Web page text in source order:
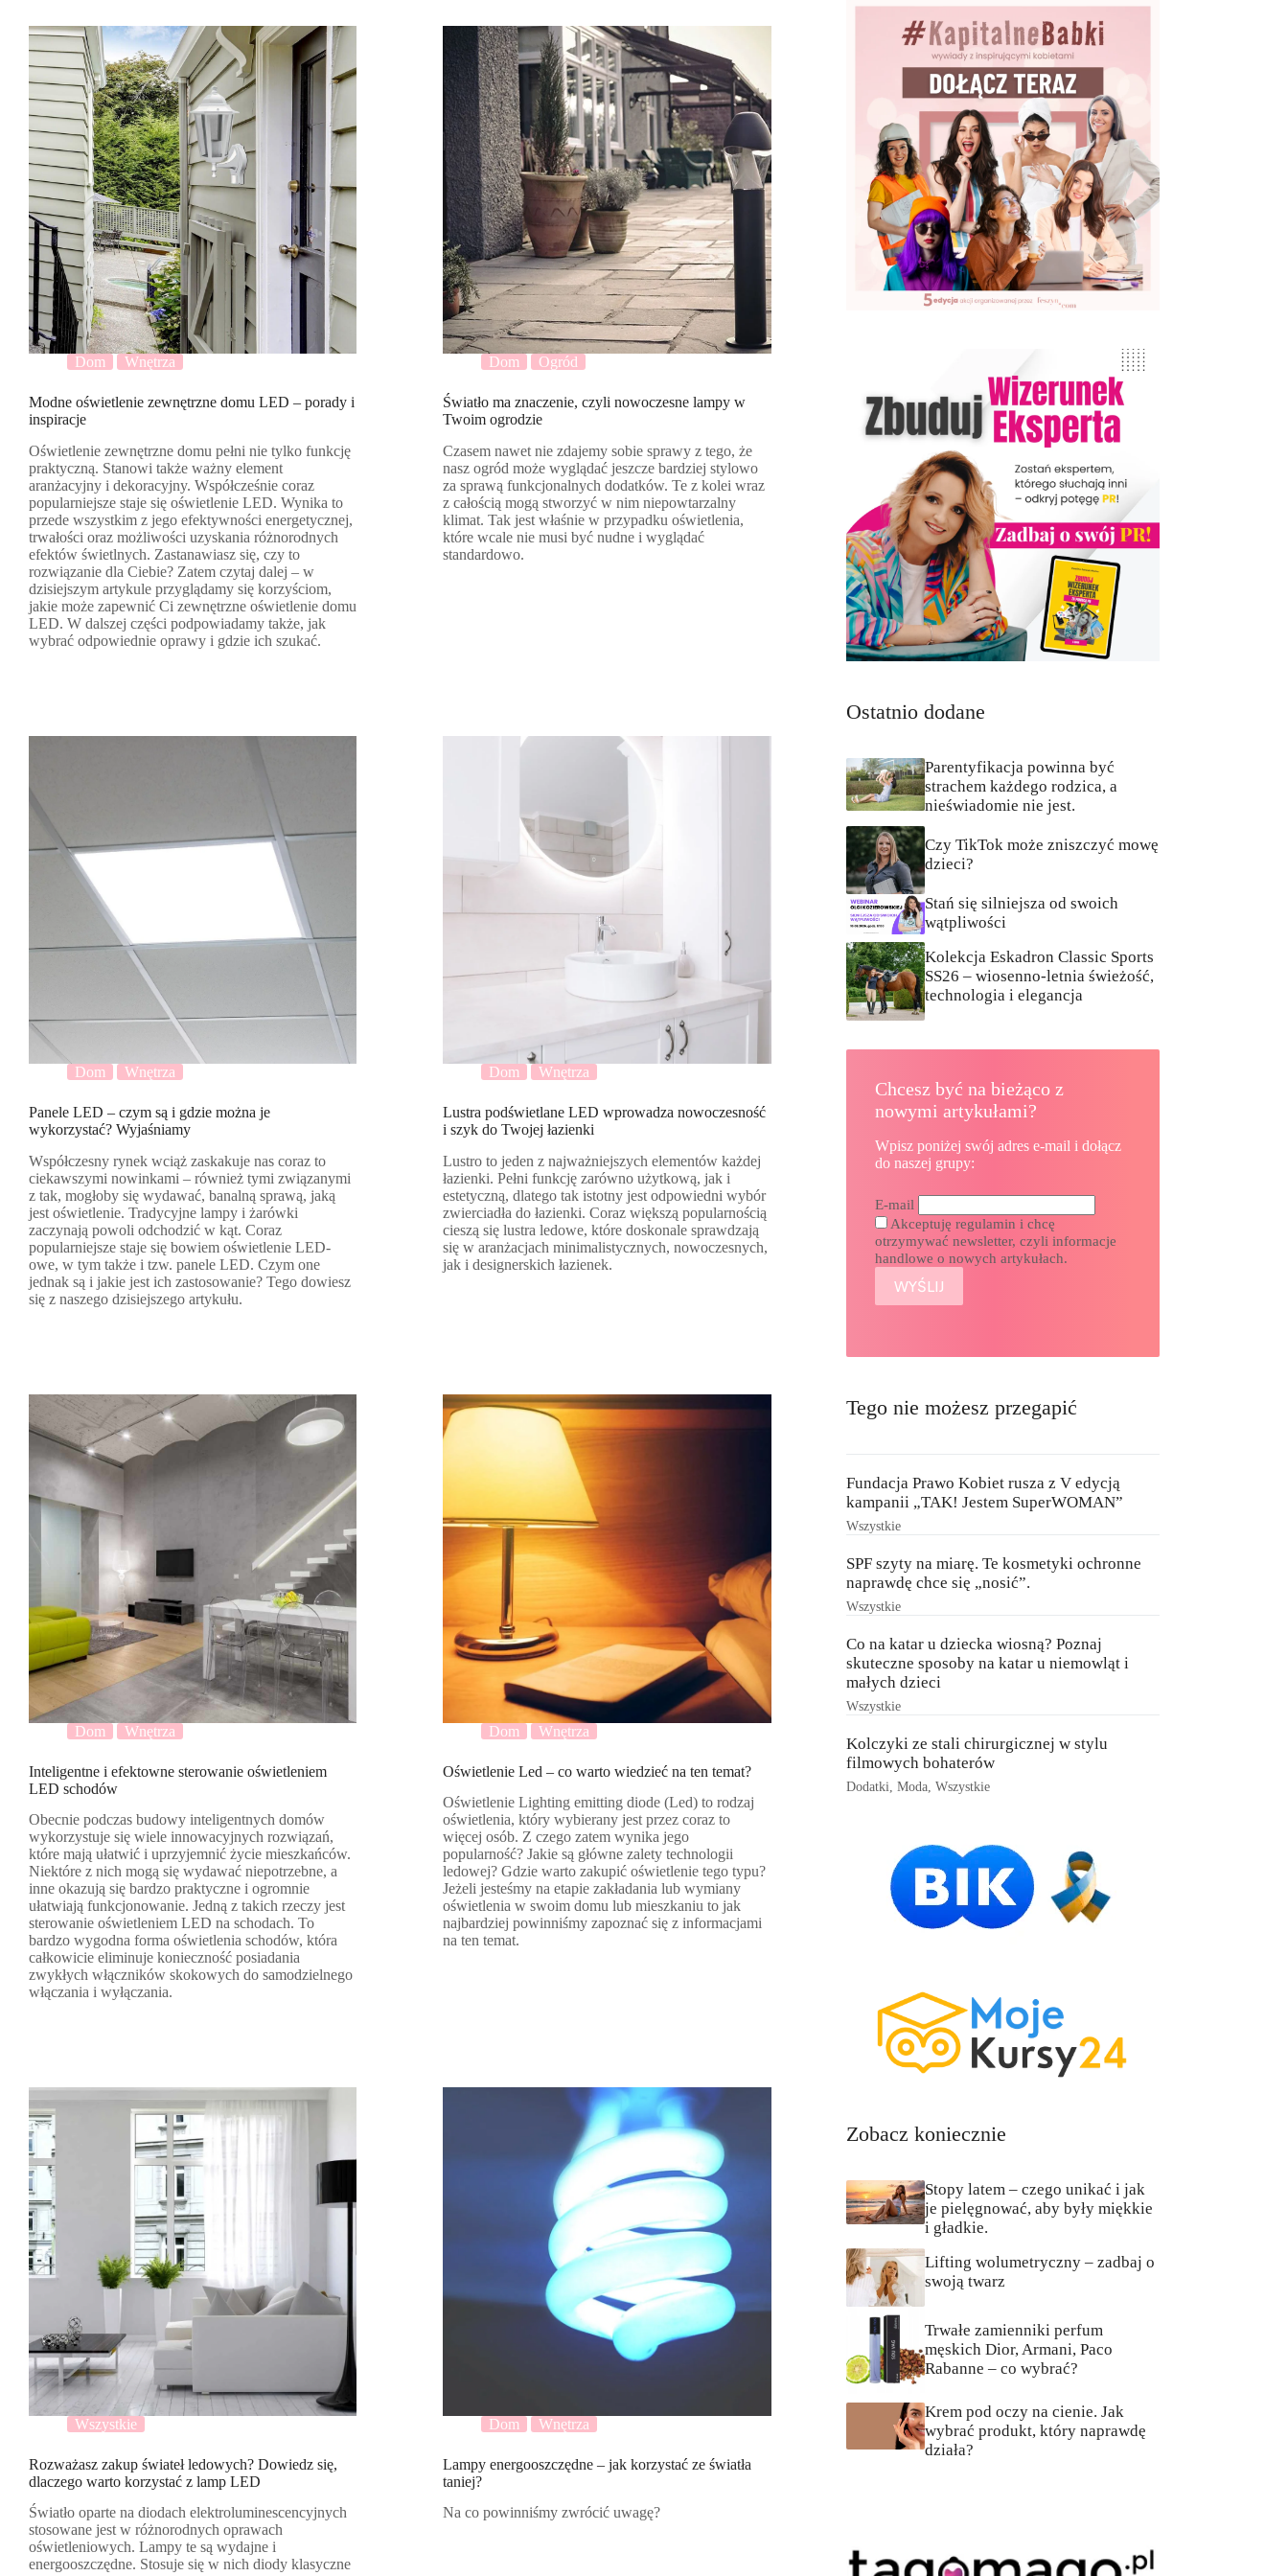
Dom Wnętrza
Modne oświetlenie zewnętrzne domu LED – porady i
inspiracje
Oświetlenie zewnętrzne domu pełni nie tylko funkcję
praktyczną. Stanowi także ważny element
aranżacyjny i dekoracyjny. Współcześnie coraz
popularniejsze staje się oświetlenie LED. Wynika to
przede wszystkim z jego efektywności energetycznej,
trwałości oraz możliwości uzyskania różnorodnych
efektów świetlnych. Zastanawiasz się, czy to
rozwiązanie dla Ciebie? Zatem czytaj dalej – w
dzisiejszym artykule przyglądamy się korzyściom,
jakie może zapewnić Ci zewnętrzne oświetlenie domu
LED. W dalszej części podpowiadamy także, jak
wybrać odpowiednie oprawy i gdzie ich szukać.
Dom Ogród
Światło ma znaczenie, czyli nowoczesne lampy w
Twoim ogrodzie
Czasem nawet nie zdajemy sobie sprawy z tego, że
nasz ogród może wyglądać jeszcze bardziej stylowo
za sprawą funkcjonalnych dodatków. Te z kolei wraz
z całością mogą stworzyć w nim niepowtarzalny
klimat. Tak jest właśnie w przypadku oświetlenia,
które wcale nie musi być nudne i wyglądać
standardowo.
Dom Wnętrza
Panele LED – czym są i gdzie można je
wykorzystać? Wyjaśniamy
Współczesny rynek wciąż zaskakuje nas coraz to
ciekawszymi nowinkami – również tymi związanymi
z tak, mogłoby się wydawać, banalną sprawą, jaką
jest oświetlenie. Tradycyjne lampy i żarówki
zaczynają powoli odchodzić w kąt. Coraz
popularniejsze staje się bowiem oświetlenie LED-
owe, w tym także i tzw. panele LED. Czym one
jednak są i jakie jest ich zastosowanie? Tego dowiesz
się z naszego dzisiejszego artykułu.
Dom Wnętrza
Lustra podświetlane LED wprowadza nowoczesność
i szyk do Twojej łazienki
Lustro to jeden z najważniejszych elementów każdej
łazienki. Pełni funkcję zarówno użytkową, jak i
estetyczną, dlatego tak istotny jest odpowiedni wybór
zwierciadła do łazienki. Coraz większą popularnością
cieszą się lustra ledowe, które doskonale sprawdzają
się w aranżacjach minimalistycznych, nowoczesnych,
jak i designerskich łazienek.
Dom Wnętrza
Inteligentne i efektowne sterowanie oświetleniem
LED schodów
Obecnie podczas budowy inteligentnych domów
wykorzystuje się wiele innowacyjnych rozwiązań,
które mają ułatwić i uprzyjemnić życie mieszkańców.
Niektóre z nich mogą się wydawać niepotrzebne, a
inne okazują się bardzo praktyczne i ogromnie
ułatwiają funkcjonowanie. Jedną z takich rzeczy jest
sterowanie oświetleniem LED na schodach. To
bardzo wygodna forma oświetlenia schodów, która
całkowicie eliminuje konieczność posiadania
zwykłych włączników skokowych do samodzielnego
włączania i wyłączania.
Dom Wnętrza
Oświetlenie Led – co warto wiedzieć na ten temat?
Oświetlenie Lighting emitting diode (Led) to rodzaj
oświetlenia, który wybierany jest przez coraz to
więcej osób. Z czego zatem wynika jego
popularność? Jakie są główne zalety technologii
ledowej? Gdzie warto zakupić oświetlenie tego typu?
Jeżeli jesteśmy na etapie zakładania lub wymiany
oświetlenia w swoim domu lub mieszkaniu to jak
najbardziej powinniśmy zapoznać się z informacjami
na ten temat.
Wszystkie
Rozważasz zakup świateł ledowych? Dowiedz się,
dlaczego warto korzystać z lamp LED
Światło oparte na diodach elektroluminescencyjnych
stosowane jest w różnorodnych oprawach
oświetleniowych. Lampy te są wydajne i
energooszczędne. Stosuje się w nich diody klasyczne
Dom Wnętrza
Lampy energooszczędne – jak korzystać ze światła
taniej?
Na co powinniśmy zwrócić uwagę?
Ostatnio dodane
Parentyfikacja powinna być
strachem każdego rodzica, a
nieświadomie nie jest.
Czy TikTok może zniszczyć mowę
dzieci?
Stań się silniejsza od swoich
wątpliwości
Kolekcja Eskadron Classic Sports
SS26 – wiosenno-letnia świeżość,
technologia i elegancja
Chcesz być na bieżąco z
nowymi artykułami?
Wpisz poniżej swój adres e-mail i dołącz
do naszej grupy:
E-mail
Akceptuję regulamin i chcę
otrzymywać newsletter, czyli informacje
handlowe o nowych artykułach.
Tego nie możesz przegapić
Fundacja Prawo Kobiet rusza z V edycją
kampanii „TAK! Jestem SuperWOMAN”
Wszystkie
SPF szyty na miarę. Te kosmetyki ochronne
naprawdę chce się „nosić”.
Wszystkie
Co na katar u dziecka wiosną? Poznaj
skuteczne sposoby na katar u niemowląt i
małych dzieci
Wszystkie
Kolczyki ze stali chirurgicznej w stylu
filmowych bohaterów
Dodatki,Moda,Wszystkie
Zobacz koniecznie
Stopy latem – czego unikać i jak
je pielęgnować, aby były miękkie
i gładkie.
Lifting wolumetryczny – zadbaj o
swoją twarz
Trwałe zamienniki perfum
męskich Dior, Armani, Paco
Rabanne – co wybrać?
Krem pod oczy na cienie. Jak
wybrać produkt, który naprawdę
działa?